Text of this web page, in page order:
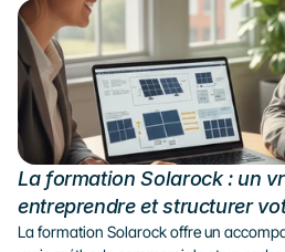
La formation Solarock : un
entreprendre et structurer
La formation Solarock offre un